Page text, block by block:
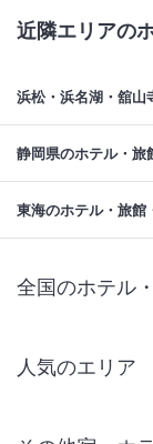
近隣エリアの
浜松・浜名湖・舘山
静岡県のホテル・旅
東海のホテル・旅館
全国のホテル
人気のエリア